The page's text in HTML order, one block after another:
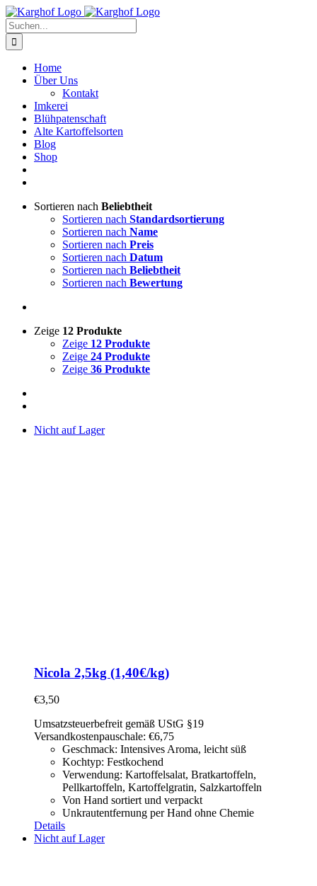
Zum
Inhalt
springen
Instagram
Facebook
Suche
nach:
Home
Über Uns
Kontakt
Imkerei
Blühpatenschaft
Alte Kartoffelsorten
Blog
Shop
Sortieren nach Beliebtheit
Sortieren nach Standardsortierung
Sortieren nach Name
Sortieren nach Preis
Sortieren nach Datum
Sortieren nach Beliebtheit
Sortieren nach Bewertung
Zeige 12 Produkte
Zeige 12 Produkte
Zeige 24 Produkte
Zeige 36 Produkte
Nicht auf Lager
Nicola 2,5kg (1,40€/kg)
€3,50
Umsatzsteuerbefreit gemäß UStG §19
Versandkostenpauschale: €6,75
Geschmack: Intensives Aroma, leicht süß
Kochtyp: Festkochend
Verwendung: Kartoffelsalat, Bratkartoffeln,
Pellkartoffeln, Kartoffelgratin, Salzkartoffeln
Von Hand sortiert und verpackt
Unkrautentfernung per Hand ohne Chemie
Details
Nicht auf Lager